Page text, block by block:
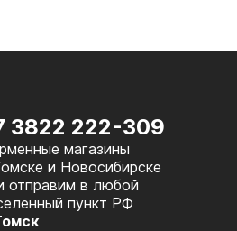
3822 222-309
магазины
и Новосибирске
отправим в любой
пункт РФ